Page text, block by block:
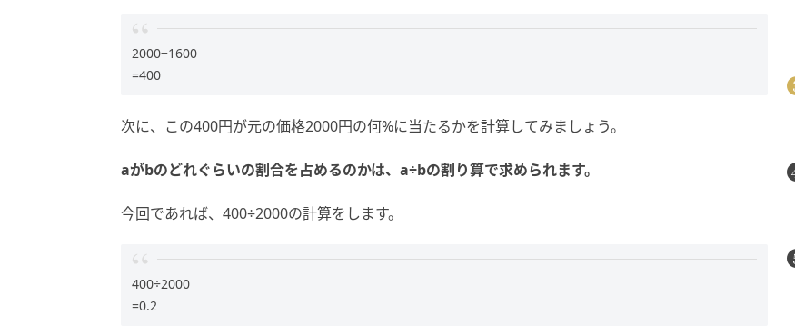
2000−1600
=400
次に、この400円が元の価格2000円の何%に当たるかを計算してみましょう。
aがbのどれぐらいの割合を占めるのかは、a÷bの割り算で求められます。
今回であれば、400÷2000の計算をします。
400÷2000
=0.2